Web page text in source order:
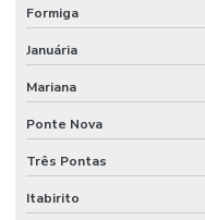
Formiga
Januária
Mariana
Ponte Nova
Três Pontas
Itabirito